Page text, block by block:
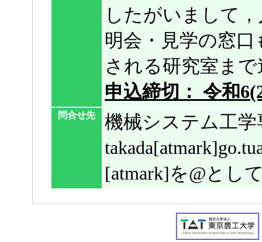
したがいまして
明会・見学の窓
される研究室ま
申込締切： 令和
問合せ先
機械システム工
[atmark]を@とし